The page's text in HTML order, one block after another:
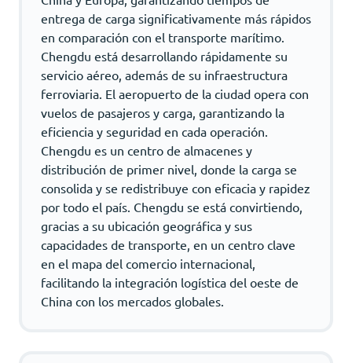
entrega de carga significativamente más rápidos
en comparación con el transporte marítimo.
Chengdu está desarrollando rápidamente su
servicio aéreo, además de su infraestructura
ferroviaria. El aeropuerto de la ciudad opera con
vuelos de pasajeros y carga, garantizando la
eficiencia y seguridad en cada operación.
Chengdu es un centro de almacenes y
distribución de primer nivel, donde la carga se
consolida y se redistribuye con eficacia y rapidez
por todo el país. Chengdu se está convirtiendo,
gracias a su ubicación geográfica y sus
capacidades de transporte, en un centro clave
en el mapa del comercio internacional,
facilitando la integración logística del oeste de
China con los mercados globales.